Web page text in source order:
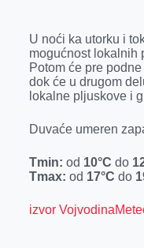
b
o
o
e
n
g
r
U noći ka utorku i
mogućnost lokalnih
Potom će pre
dok će u drugom
lokalne pljuskove i
Duvaće umeren
Tmin: od 10°C do
Tmax: od 17°C do
izvor